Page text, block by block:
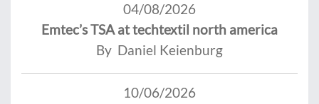
04/08/2026
Emtec’s TSA at techtextil north america
By Daniel Keienburg
10/06/2026